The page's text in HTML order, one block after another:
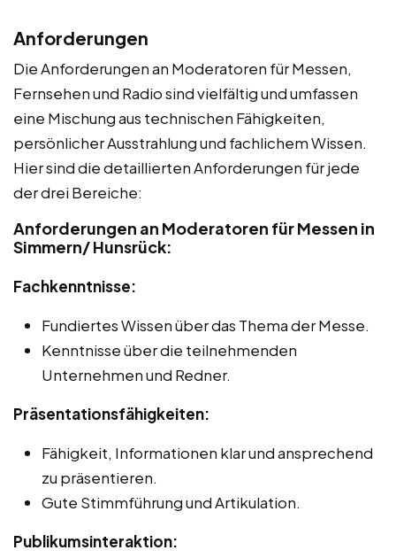
Anforderungen
Die Anforderungen an Moderatoren für Messen,
Fernsehen und Radio sind vielfältig und umfassen
eine Mischung aus technischen Fähigkeiten,
persönlicher Ausstrahlung und fachlichem Wissen.
Hier sind die detaillierten Anforderungen für jede
der drei Bereiche:
Anforderungen an Moderatoren für Messen in
Simmern/ Hunsrück:
Fachkenntnisse:
Fundiertes Wissen über das Thema der Messe.
Kenntnisse über die teilnehmenden
Unternehmen und Redner.
Präsentationsfähigkeiten:
Fähigkeit, Informationen klar und ansprechend
zu präsentieren.
Gute Stimmführung und Artikulation.
Publikumsinteraktion: